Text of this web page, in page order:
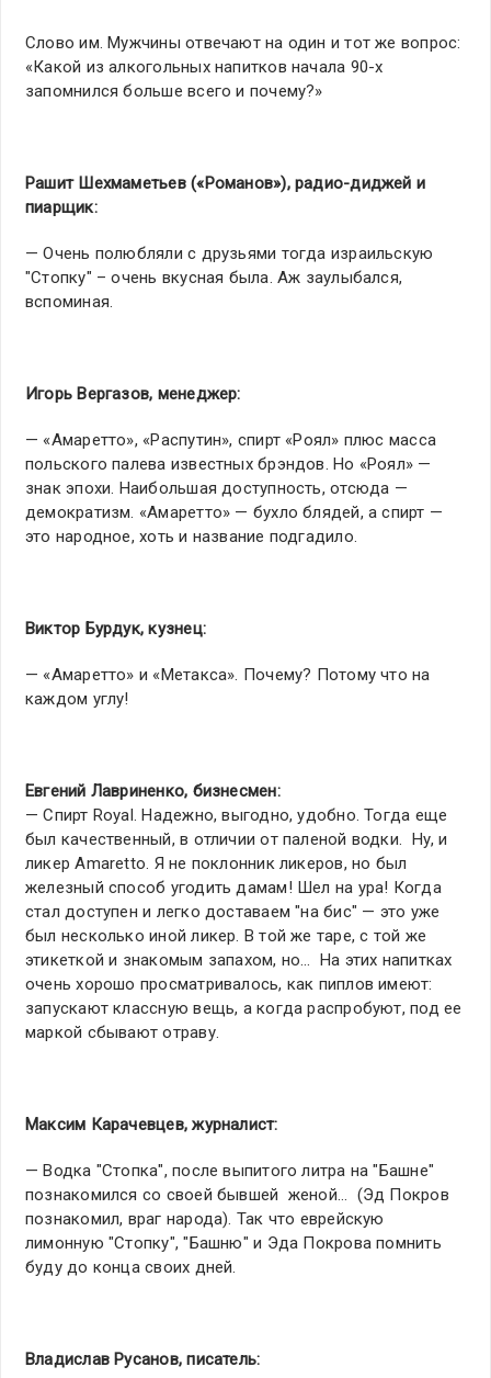
Слово им. Мужчины отвечают на один и тот же вопрос:
«Какой из алкогольных напитков начала 90-х
запомнился больше всего и почему?»
Рашит Шехмаметьев («Романов»), радио-диджей и
пиарщик:
— Очень полюбляли с друзьями тогда израильскую
"Стопку" – очень вкусная была. Аж заулыбался,
вспоминая.
Игорь Вергазов, менеджер:
— «Амаретто», «Распутин», спирт «Роял» плюс масса
польского палева известных брэндов. Но «Роял» —
знак эпохи. Наибольшая доступность, отсюда —
демократизм. «Амаретто» — бухло блядей, а спирт —
это народное, хоть и название подгадило.
Виктор Бурдук, кузнец:
— «Амаретто» и «Метакса». Почему? Потому что на
каждом углу!
Евгений Лавриненко, бизнесмен:
— Спирт Royal. Надежно, выгодно, удобно. Тогда еще
был качественный, в отличии от паленой водки. Ну, и
ликер Amaretto. Я не поклонник ликеров, но был
железный способ угодить дамам! Шел на ура! Когда
стал доступен и легко доставаем "на бис" — это уже
был несколько иной ликер. В той же таре, с той же
этикеткой и знакомым запахом, но… На этих напитках
очень хорошо просматривалось, как пиплов имеют:
запускают классную вещь, а когда распробуют, под ее
маркой сбывают отраву.
Максим Карачевцев, журналист:
— Водка "Стопка", после выпитого литра на "Башне"
познакомился со своей бывшей женой… (Эд Покров
познакомил, враг народа). Так что еврейскую
лимонную "Стопку", "Башню" и Эда Покрова помнить
буду до конца своих дней.
Владислав Русанов, писатель: